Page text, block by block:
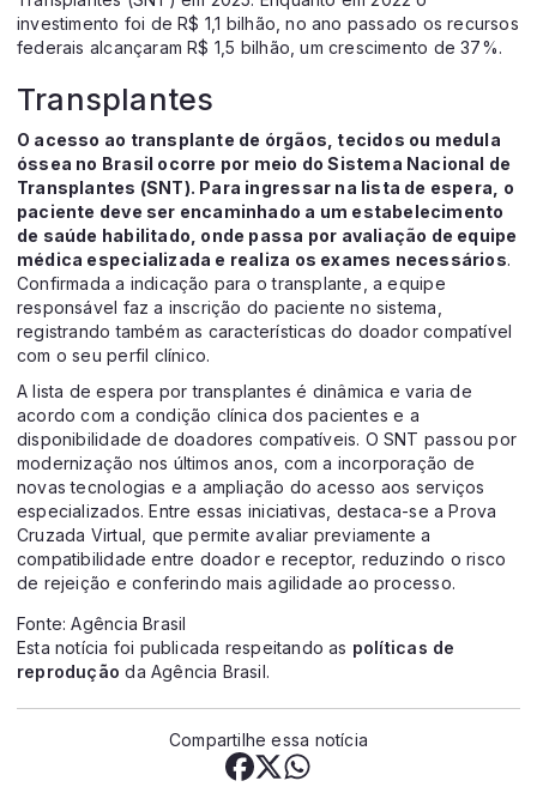
investimento foi de R$ 1,1 bilhão, no ano passado os recursos
federais alcançaram R$ 1,5 bilhão, um crescimento de 37%.
Transplantes
O acesso ao transplante de órgãos, tecidos ou medula
óssea no Brasil ocorre por meio do Sistema Nacional de
Transplantes (SNT). Para ingressar na lista de espera, o
paciente deve ser encaminhado a um estabelecimento
de saúde habilitado, onde passa por avaliação de equipe
médica especializada e realiza os exames necessários.
Confirmada a indicação para o transplante, a equipe
responsável faz a inscrição do paciente no sistema,
registrando também as características do doador compatível
com o seu perfil clínico.
A lista de espera por transplantes é dinâmica e varia de
acordo com a condição clínica dos pacientes e a
disponibilidade de doadores compatíveis. O SNT passou por
modernização nos últimos anos, com a incorporação de
novas tecnologias e a ampliação do acesso aos serviços
especializados. Entre essas iniciativas, destaca-se a Prova
Cruzada Virtual, que permite avaliar previamente a
compatibilidade entre doador e receptor, reduzindo o risco
de rejeição e conferindo mais agilidade ao processo.
Fonte: Agência Brasil
Esta notícia foi publicada respeitando as políticas de
reprodução da Agência Brasil.
Compartilhe essa notícia